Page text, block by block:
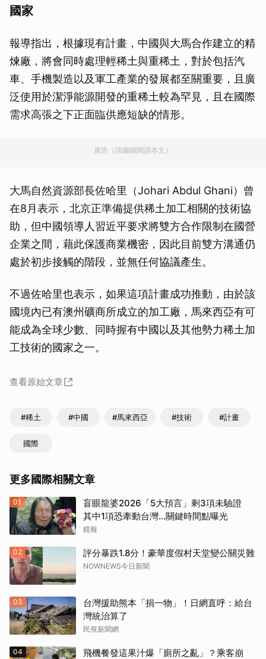
國家
報導指出，根據現有計畫，中國與大馬合作建立的精
煉廠，將會同時處理輕稀土與重稀土，對於包括汽
車、手機製造以及軍工產業的發展都至關重要，且廣
泛使用於潔淨能源開發的重稀土較為罕見，且在國際
需求高張之下正面臨供應短缺的情形。
廣告（請繼續閱讀本文）
大馬自然資源部長佐哈里（Johari Abdul Ghani）曾
在8月表示，北京正準備提供稀土加工相關的技術協
助，但中國領導人習近平要求將雙方合作限制在國營
企業之間，藉此保護商業機密，因此目前雙方溝通仍
處於初步接觸的階段，並無任何協議產生。
不過佐哈里也表示，如果這項計畫成功推動，由於該
國境內已有澳州礦商所成立的加工廠，馬來西亞有可
能成為全球少數、同時握有中國以及其他勢力稀土加
工技術的國家之一。
查看原始文章
#稀土 #中國 #馬來西亞 #技術 #計畫
國際
更多國際相關文章
01
盲眼龍婆2026「5大預言」剩3項未驗證
其中1項恐牽動台灣...關鍵時間點曝光
鏡報
02 評分暴跌1.8分！豪華度假村天堂變公關災難
NOWNEWS今日新聞
03
台灣援助熊本「捐一物」！日網直呼：給台
灣統治算了
民視新聞網
04 飛機餐發這果汁爆「廁所之亂」？乘客崩